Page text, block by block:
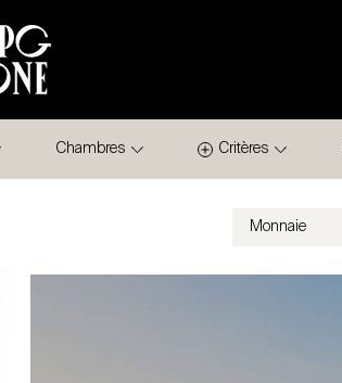
Chambres Critères